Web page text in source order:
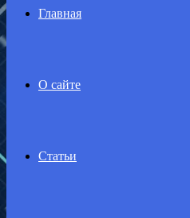
Главная
О сайте
Статьи